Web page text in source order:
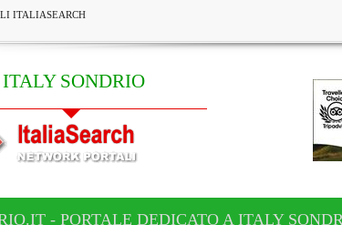
ITALIASEARCH
ITALY SONDRIO
- PORTALE DEDICATO A ITALY